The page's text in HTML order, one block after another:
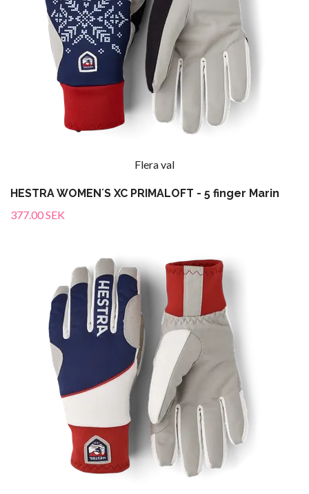
Flera val
HESTRA WOMEN´S XC PRIMALOFT - 5 finger Marin
377.00 SEK